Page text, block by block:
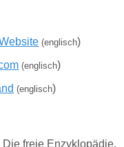
ebsite (englisch)
(englisch)
(engl isch)
Die freie Enzyklopädie.